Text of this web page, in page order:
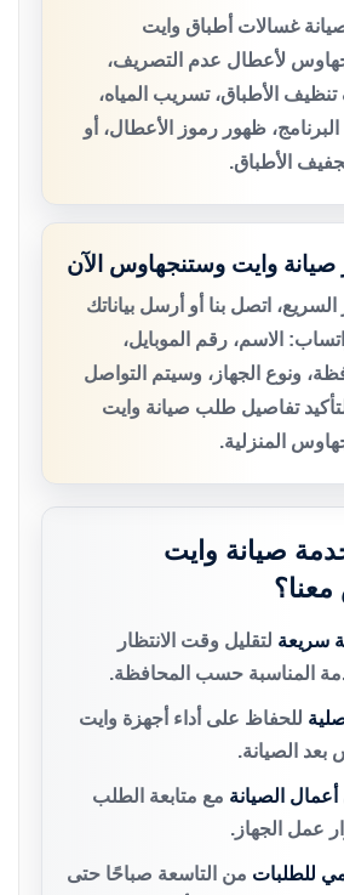
غسالات أطباق وايت
لأعطال عدم التصريف،
الأطباق، تسريب المياه،
ظهور رموز الأعطال، أو
الأطباق.
صيانة وايت وستنجهاوس الآن
اتصل بنا أو أرسل بياناتك
الاسم، رقم الموبايل،
ونوع الجهاز، وسيتم التواصل
تفاصيل طلب صيانة وايت
المنزلية.
صيانة وايت
سريعة لتقليل وقت الانتظار
المناسبة حسب المحافظة.
للحفاظ على أداء أجهزة وايت
الصيانة.
الصيانة مع متابعة الطلب
عمل الجهاز.
للطلبات من التاسعة صباحًا حتى